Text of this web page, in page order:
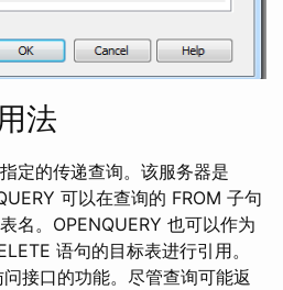
法
定的传递查询。该服务器是
可以在查询的 FROM 子句
名。OPENQUERY 也可以作为
语句的目标表进行引用。
接口的功能。尽管查询可能返